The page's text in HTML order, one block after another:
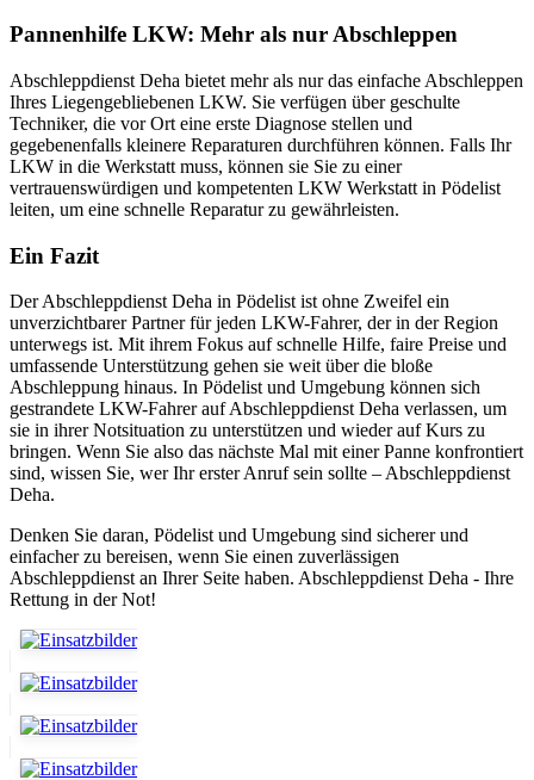
Pannenhilfe LKW: Mehr als nur Abschleppen
Abschleppdienst Deha bietet mehr als nur das einfache Abschleppen
Ihres Liegengebliebenen LKW. Sie verfügen über geschulte
Techniker, die vor Ort eine erste Diagnose stellen und
gegebenenfalls kleinere Reparaturen durchführen können. Falls Ihr
LKW in die Werkstatt muss, können sie Sie zu einer
vertrauenswürdigen und kompetenten LKW Werkstatt in Pödelist
leiten, um eine schnelle Reparatur zu gewährleisten.
Ein Fazit
Der Abschleppdienst Deha in Pödelist ist ohne Zweifel ein
unverzichtbarer Partner für jeden LKW-Fahrer, der in der Region
unterwegs ist. Mit ihrem Fokus auf schnelle Hilfe, faire Preise und
umfassende Unterstützung gehen sie weit über die bloße
Abschleppung hinaus. In Pödelist und Umgebung können sich
gestrandete LKW-Fahrer auf Abschleppdienst Deha verlassen, um
sie in ihrer Notsituation zu unterstützen und wieder auf Kurs zu
bringen. Wenn Sie also das nächste Mal mit einer Panne konfrontiert
sind, wissen Sie, wer Ihr erster Anruf sein sollte – Abschleppdienst
Deha.
Denken Sie daran, Pödelist und Umgebung sind sicherer und
einfacher zu bereisen, wenn Sie einen zuverlässigen
Abschleppdienst an Ihrer Seite haben. Abschleppdienst Deha - Ihre
Rettung in der Not!